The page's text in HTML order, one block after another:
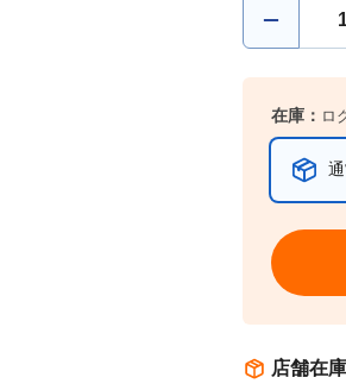
在庫： ロ
店舗在庫